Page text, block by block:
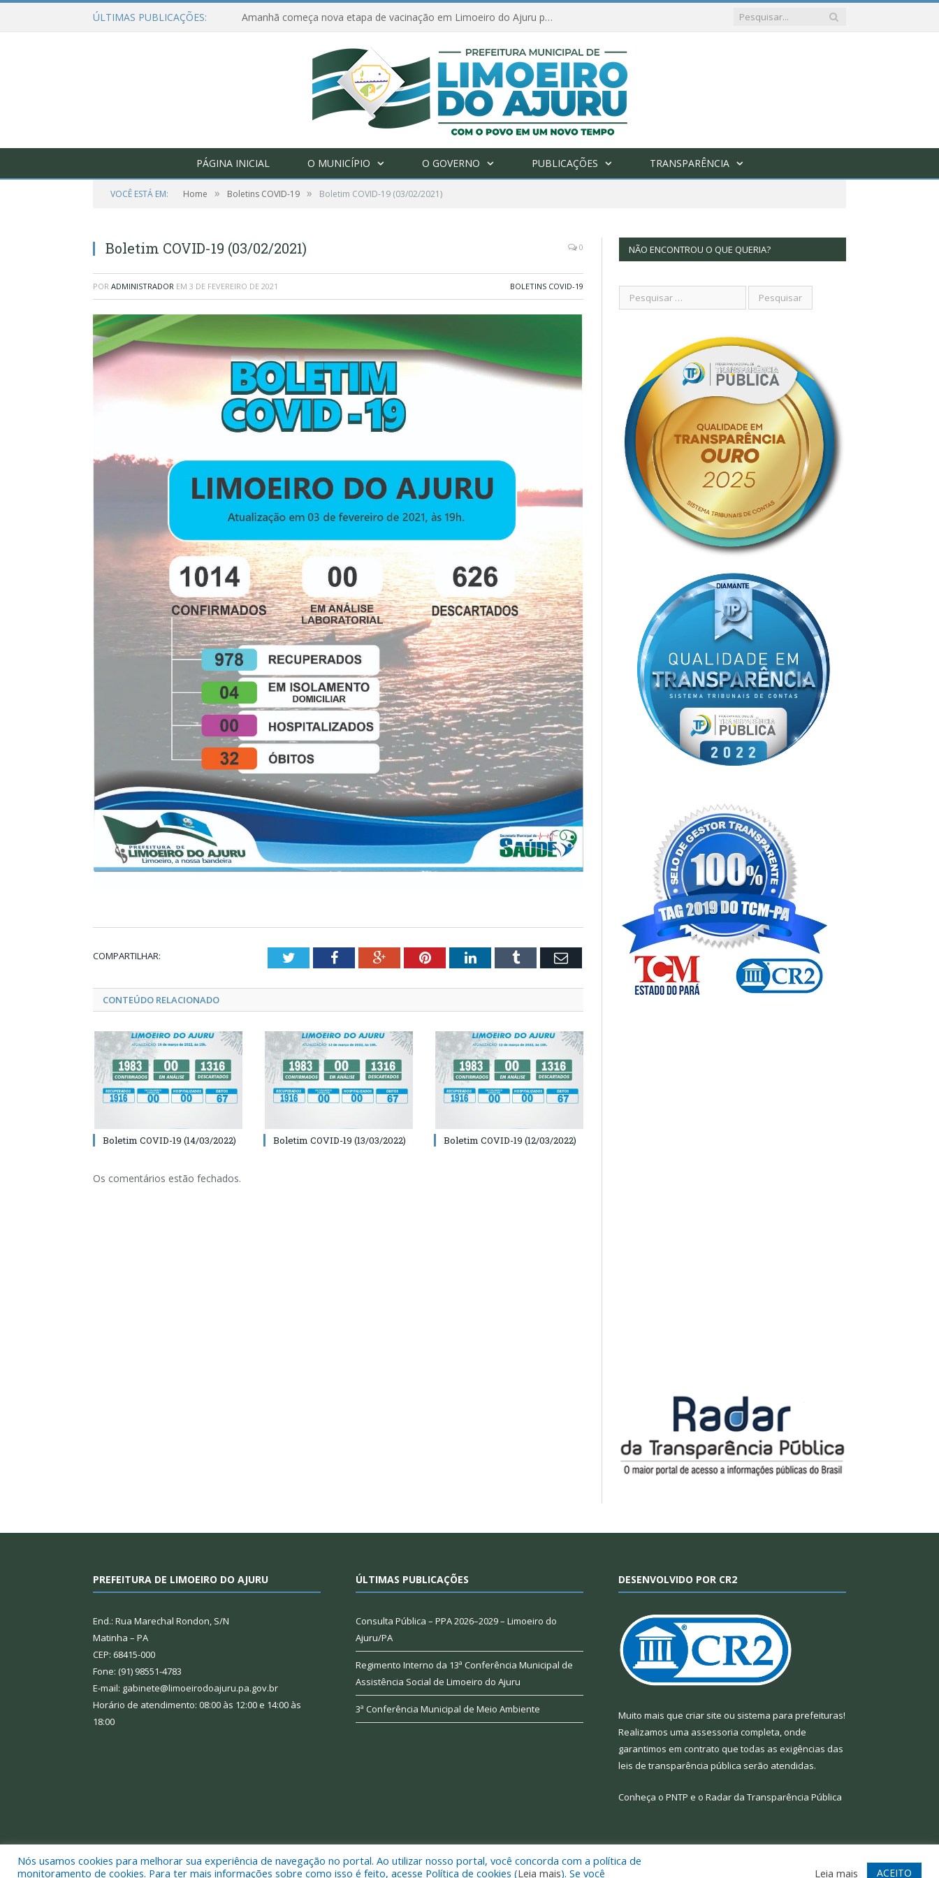
ÚLTIMAS PUBLICAÇÕES: Amanhã começa nova etapa de vacinação em Limoeiro do Ajuru para idosos com 65 ou mais
PÁGINA INICIAL O MUNICÍPIO O GOVERNO PUBLICAÇÕES TRANSPARÊNCIA
VOCÊ ESTÁ EM: Home » Boletins COVID-19 » Boletim COVID-19 (03/02/2021)
Boletim COVID-19 (03/02/2021) 0
POR ADMINISTRADOR EM 3 DE FEVEREIRO DE 2021 BOLETINS COVID-19
COMPARTILHAR: TwitterFacebookGoogle+PinterestLinkedInTumblr Email
CONTEÚDO RELACIONADO
Boletim COVID-19 (14/03/2022) Boletim COVID-19 (13/03/2022) Boletim COVID-19 (12/03/2022)
Os comentários estão fechados.
NÃO ENCONTROU O QUE QUERIA?
PREFEITURA DE LIMOEIRO DO AJURU
End.: Rua Marechal Rondon, S/N
Matinha – PA
CEP: 68415-000
Fone: (91) 98551-4783
E-mail: gabinete@limoeirodoajuru.pa.gov.br
Horário de atendimento: 08:00 às 12:00 e 14:00 às
18:00
ÚLTIMAS PUBLICAÇÕES
Consulta Pública – PPA 2026–2029 – Limoeiro do
Ajuru/PA
Regimento Interno da 13ª Conferência Municipal de
Assistência Social de Limoeiro do Ajuru
3ª Conferência Municipal de Meio Ambiente
DESENVOLVIDO POR CR2
Muito mais que criar site ou sistema para prefeituras!
Realizamos uma assessoria completa, onde
garantimos em contrato que todas as exigências das
leis de transparência pública serão atendidas.
Conheça o PNTP e o Radar da Transparência Pública
Todos os direitos reservados a Prefeitura Municipal de Limoeiro do Ajuru. Mapa do Site Acessar Webmail
Nós usamos cookies para melhorar sua experiência de navegação no portal. Ao utilizar nosso portal, você concorda com a política de
monitoramento de cookies. Para ter mais informações sobre como isso é feito, acesse Política de cookies (Leia mais). Se você Leia mais ACEITO